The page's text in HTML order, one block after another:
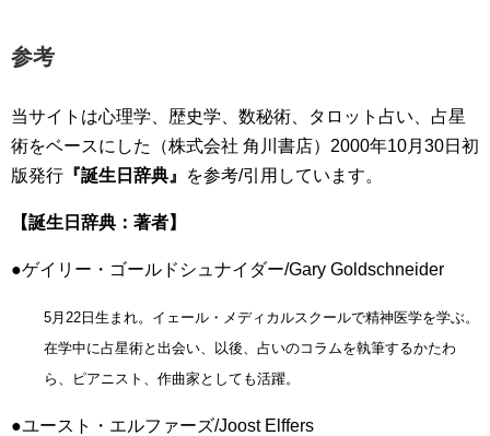
参考
当サイトは心理学、歴史学、数秘術、タロット占い、占星
術をベースにした（株式会社 角川書店）2000年10月30日初
版発行 『誕生日辞典』 を参考/引用しています。
【誕生日辞典：著者】
●ゲイリー・ゴールドシュナイダー/Gary Goldschneider
5月22日生まれ。イェール・メディカルスクールで精神医学を学ぶ。
在学中に占星術と出会い、以後、占いのコラムを執筆するかたわ
ら、ピアニスト、作曲家としても活躍。
●ユースト・エルファーズ/Joost Elffers